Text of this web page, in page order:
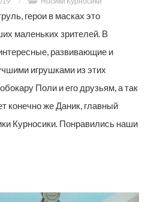
герои в масках это
маленьких зрителей. В
развивающие и
игрушками из этих
Поли и его друзьям, а так
конечно же Даник, главный
Курносики. Понравились наши